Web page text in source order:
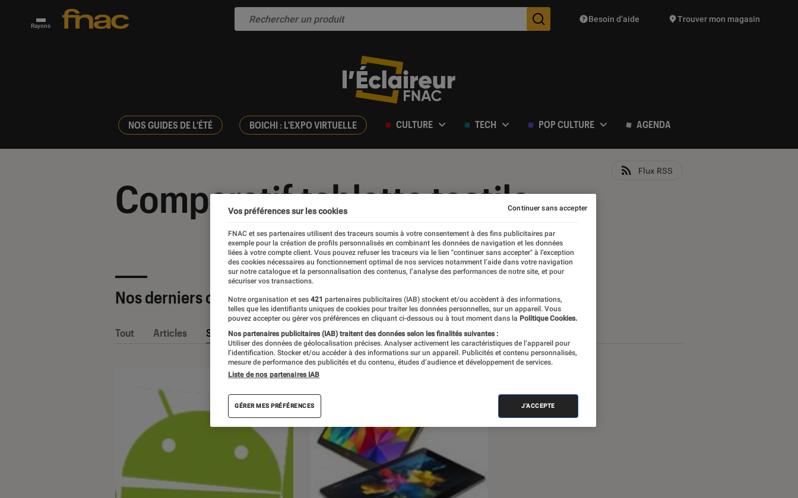
Rayons Des suggestions de produits vont vous être proposées
Besoin d’aide Trouver mon magasin
NOS GUIDES DE L'ÉTÉ BOICHI : L'EXPO VIRTUELLE CULTURE TECH POP CULTURE AGENDA
Comparatif tablette tactile
Flux RSS
Nos derniers contenus
Tout Articles Sélections et guides Tests
Vos préférences sur les cookies
FNAC et ses partenaires utilisent des traceurs soumis à votre consentement à des fins publicitaires par
exemple pour la création de profils personnalisés en combinant les données de navigation et les données
liées à votre compte client. Vous pouvez refuser les traceurs via le lien "continuer sans accepter" à l’exception
des cookies nécessaires au fonctionnement optimal de nos services notamment l’aide dans votre navigation
sur notre catalogue et la personnalisation des contenus, l’analyse des performances de notre site, et pour
sécuriser vos transactions.
Notre organisation et ses 421 partenaires publicitaires (IAB) stockent et/ou accèdent à des informations,
telles que les identifiants uniques de cookies pour traiter les données personnelles, sur un appareil. Vous
pouvez accepter ou gérer vos préférences en cliquant ci-dessous ou à tout moment dans la Politique Cookies.
Nos partenaires publicitaires (IAB) traitent des données selon les finalités suivantes :
Utiliser des données de géolocalisation précises. Analyser activement les caractéristiques de l’appareil pour
l’identification. Stocker et/ou accéder à des informations sur un appareil. Publicités et contenu personnalisés,
mesure de performance des publicités et du contenu, études d’audience et développement de services.
Liste de nos partenaires IAB
GÉRER MES PRÉFÉRENCES J'ACCEPTE
Continuer sans accepter